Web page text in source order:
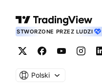
STWORZONE PRZEZ LUDZI
Polski